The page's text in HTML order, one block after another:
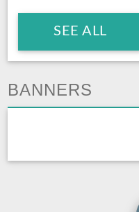
SEE ALL
BANNERS